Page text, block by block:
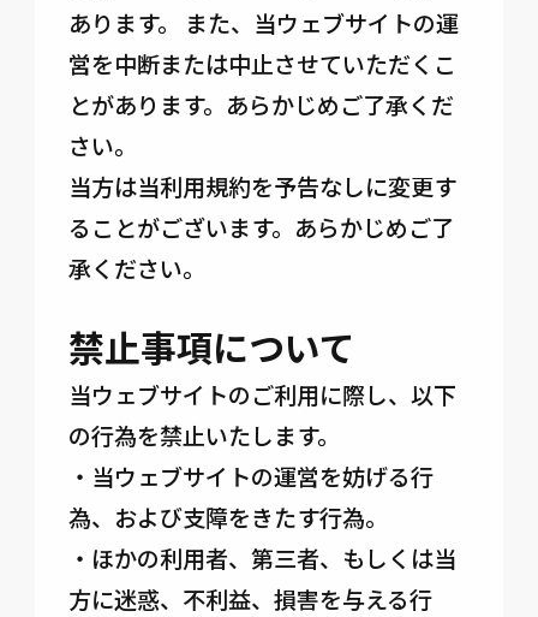
あります。 また、当ウェブサイトの運
営を中断または中止させていただくこ
とがあります。あらかじめご了承くだ
さい。
当方は当利用規約を予告なしに変更す
ることがございます。あらかじめご了
承ください。
禁止事項について
当ウェブサイトのご利用に際し、以下
の行為を禁止いたします。
・当ウェブサイトの運営を妨げる行
為、および支障をきたす行為。
・ほかの利用者、第三者、もしくは当
方に迷惑、不利益、損害を与える行